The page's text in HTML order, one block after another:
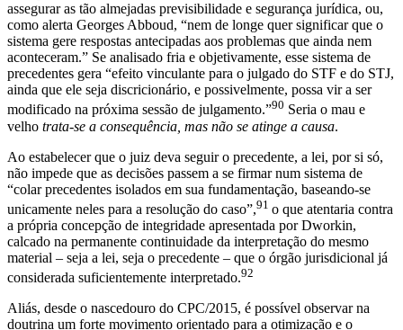
assegurar as tão almejadas previsibilidade e segurança jurídica, ou,
como alerta Georges Abboud, “nem de longe quer significar que o
sistema gere respostas antecipadas aos problemas que ainda nem
aconteceram.” Se analisado fria e objetivamente, esse sistema de
precedentes gera “efeito vinculante para o julgado do STF e do STJ,
ainda que ele seja discricionário, e possivelmente, possa vir a ser
modificado na próxima sessão de julgamento.”90 Seria o mau e
velho trata-se a consequência, mas não se atinge a causa.
Ao estabelecer que o juiz deva seguir o precedente, a lei, por si só,
não impede que as decisões passem a se firmar num sistema de
“colar precedentes isolados em sua fundamentação, baseando-se
unicamente neles para a resolução do caso”,91 o que atentaria contra
a própria concepção de integridade apresentada por Dworkin,
calcado na permanente continuidade da interpretação do mesmo
material – seja a lei, seja o precedente – que o órgão jurisdicional já
considerada suficientemente interpretado.92
Aliás, desde o nascedouro do CPC/2015, é possível observar na
doutrina um forte movimento orientado para a otimização e o